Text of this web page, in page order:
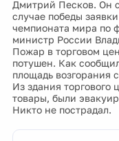
Дмитрий Песков. Он
случае победы
чемпионата мира по
министр России
Пожар в торговом
потушен. Как
площадь возгорания
Из здания торгового
товары, были
Никто не пострадал.